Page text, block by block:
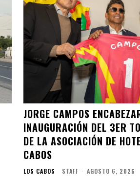
JORGE CAMPOS
INAUGURACIÓN DEL 3ER
DE LA ASOCIACIÓN DE
CABOS
LOS CABOS STAFF - AGOSTO 6, 2026